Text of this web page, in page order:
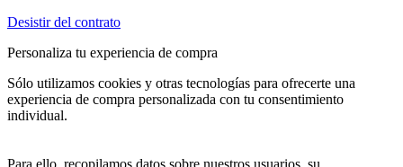
Desistir del contrato
Personaliza tu experiencia de compra
Sólo utilizamos cookies y otras tecnologías para ofrecerte una
experiencia de compra personalizada con tu consentimiento
individual.
Para ello, recopilamos datos sobre nuestros usuarios, su